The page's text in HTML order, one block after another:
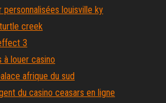
personnalisées louisville ky
creek
3
à louer casino
afrique du sud
du casino ceasars en ligne